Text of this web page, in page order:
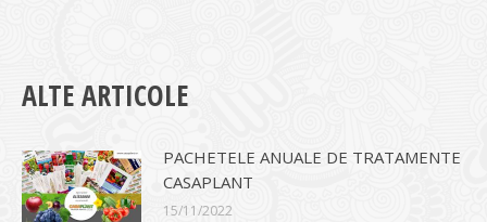
ALTE ARTICOLE
PACHETELE ANUALE DE TRATAMENTE
CASAPLANT
15/11/2022